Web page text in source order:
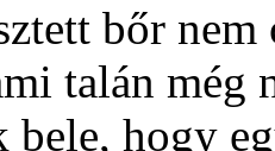
bőr
talán még
bele, hogy